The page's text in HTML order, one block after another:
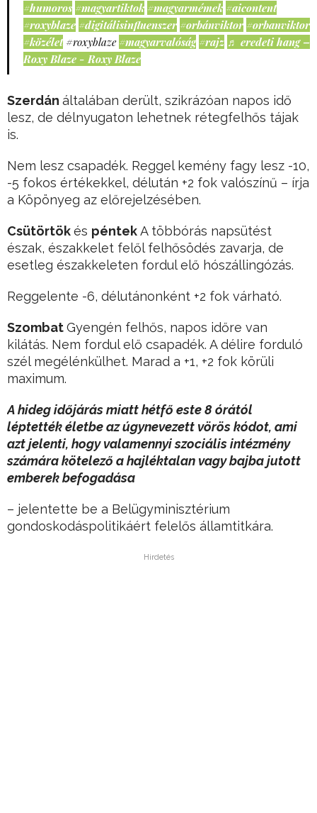
#humoros #magyartiktok #magyarmémek #aicontent
#roxyblaze #digitálisinfluenszer #orbánviktor #orbanviktor
#közélet #roxyblaze #magyarvalóság #rajz ♬ eredeti hang –
Roxy Blaze - Roxy Blaze
Szerdán általában derült, szikrázóan napos idő
lesz, de délnyugaton lehetnek rétegfelhős tájak
is.
Nem lesz csapadék. Reggel kemény fagy lesz -10,
-5 fokos értékekkel, délután +2 fok valószínű – írja
a Köpönyeg az előrejelzésében.
Csütörtökés péntekA többórás napsütést
észak, északkelet felől felhősödés zavarja, de
esetleg északkeleten fordul elő hószállingózás.
Reggelente -6, délutánonként +2 fok várható.
SzombatGyengén felhős, napos időre van
kilátás. Nem fordul elő csapadék. A délire forduló
szél megélénkülhet. Marad a +1, +2 fok körüli
maximum.
A hideg időjárás miatt hétfő este 8 órától
léptették életbe az úgynevezett vörös kódot, ami
azt jelenti, hogy valamennyi szociális intézmény
számára kötelező a hajléktalan vagy bajba jutott
emberek befogadása
– jelentette be a Belügyminisztérium
gondoskodáspolitikáért felelős államtitkára.
Hirdetés